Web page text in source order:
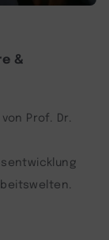
&
Prof. Dr.